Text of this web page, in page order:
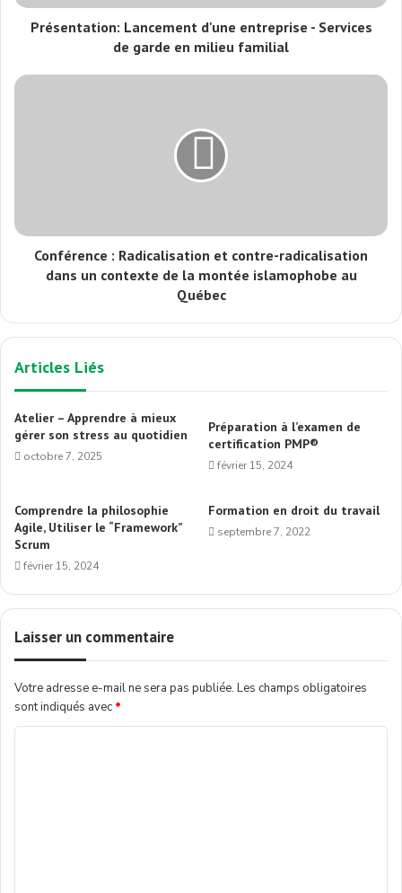
Présentation: Lancement d'une entreprise - Services
de garde en milieu familial
Conférence : Radicalisation et contre-radicalisation
dans un contexte de la montée islamophobe au
Québec
Articles Liés
Atelier – Apprendre à mieux
gérer son stress au quotidien
octobre 7, 2025
Préparation à l’examen de
certification PMP®
février 15, 2024
Comprendre la philosophie
Agile, Utiliser le “Framework”
Scrum
février 15, 2024
Formation en droit du travail
septembre 7, 2022
Laisser un commentaire
Votre adresse e-mail ne sera pas publiée. Les champs obligatoires
sont indiqués avec *